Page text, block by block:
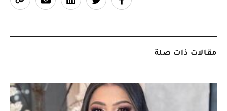
مقالات ذات صلة